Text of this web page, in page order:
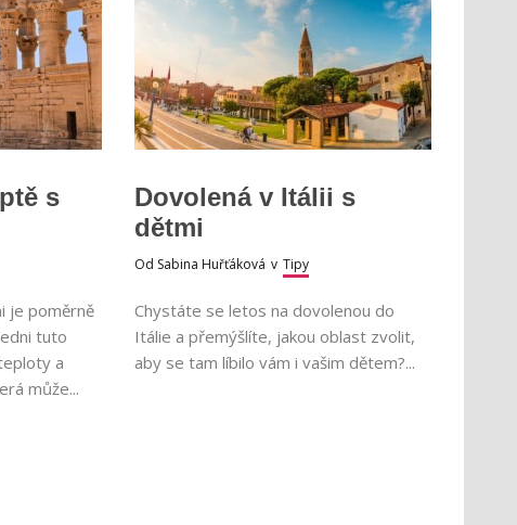
s
je poměrně
tuto
a
může...
Dovolená v Itálii s
dětmi
Od Sabina Huřťáková v Tipy
Chystáte se letos na dovolenou do
Itálie a přemýšlíte, jakou oblast zvolit,
aby se tam líbilo vám i vašim dětem?...